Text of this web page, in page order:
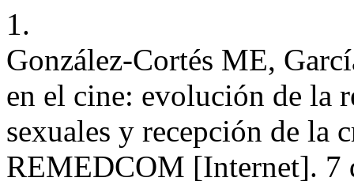
1.
González-Cortés ME,
en el cine: evolución de la
sexuales y recepción de la
REMEDCOM [Internet]. 7